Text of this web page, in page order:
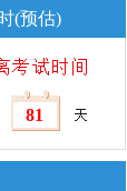
(预估)
81